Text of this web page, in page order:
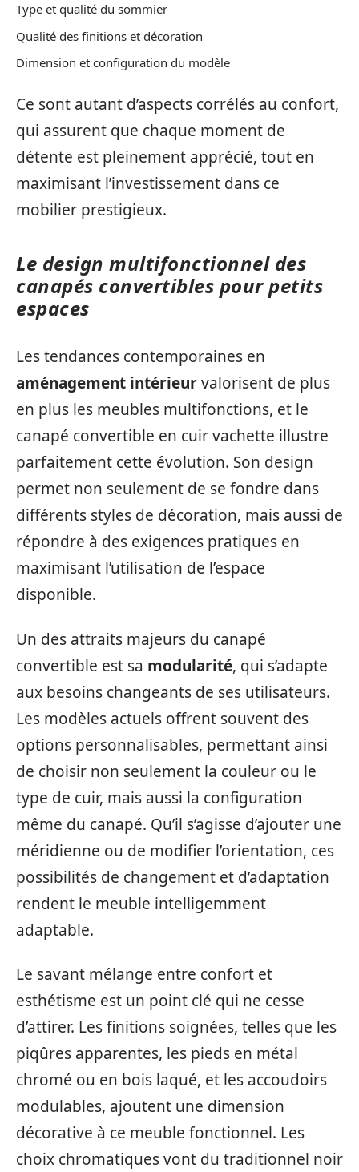
Type et qualité du sommier
Qualité des finitions et décoration
Dimension et configuration du modèle
Ce sont autant d’aspects corrélés au confort,
qui assurent que chaque moment de
détente est pleinement apprécié, tout en
maximisant l’investissement dans ce
mobilier prestigieux.
Le design multifonctionnel des
canapés convertibles pour petits
espaces
Les tendances contemporaines en
aménagement intérieurvalorisent de plus
en plus les meubles multifonctions, et le
canapé convertible en cuir vachette illustre
parfaitement cette évolution. Son design
permet non seulement de se fondre dans
différents styles de décoration, mais aussi de
répondre à des exigences pratiques en
maximisant l’utilisation de l’espace
disponible.
Un des attraits majeurs du canapé
convertible est sa modularité, qui s’adapte
aux besoins changeants de ses utilisateurs.
Les modèles actuels offrent souvent des
options personnalisables, permettant ainsi
de choisir non seulement la couleur ou le
type de cuir, mais aussi la configuration
même du canapé. Qu’il s’agisse d’ajouter une
méridienne ou de modifier l’orientation, ces
possibilités de changement et d’adaptation
rendent le meuble intelligemment
adaptable.
Le savant mélange entre confort et
esthétisme est un point clé qui ne cesse
d’attirer. Les finitions soignées, telles que les
piqûres apparentes, les pieds en métal
chromé ou en bois laqué, et les accoudoirs
modulables, ajoutent une dimension
décorative à ce meuble fonctionnel. Les
choix chromatiques vont du traditionnel noir